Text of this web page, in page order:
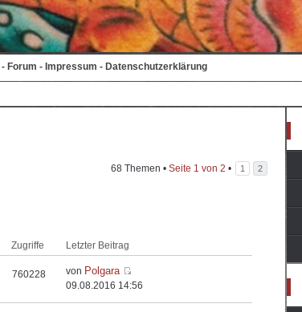
- Forum - Impressum - Datenschutzerklärung
68 Themen • Seite 1 von 2 • 1 2
Zugriffe Letzter Beitrag
760228 von Polgara
09.08.2016 14:56